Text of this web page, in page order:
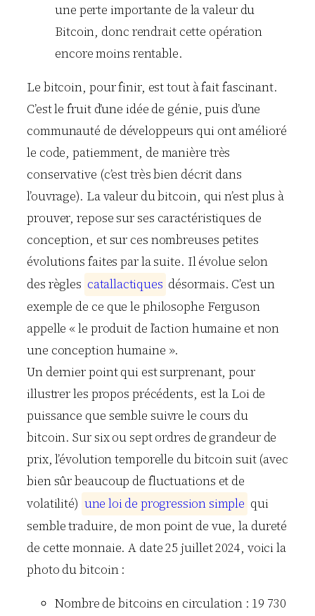
une perte importante de la valeur du
Bitcoin, donc rendrait cette opération
encore moins rentable.
Le bitcoin, pour finir, est tout à fait fascinant.
C’est le fruit d’une idée de génie, puis d’une
communauté de développeurs qui ont amélioré
le code, patiemment, de manière très
conservative (c’est très bien décrit dans
l’ouvrage). La valeur du bitcoin, qui n’est plus à
prouver, repose sur ses caractéristiques de
conception, et sur ces nombreuses petites
évolutions faites par la suite. Il évolue selon
des règles catallactiques désormais. C’est un
exemple de ce que le philosophe Ferguson
appelle « le produit de l’action humaine et non
une conception humaine ».
Un dernier point qui est surprenant, pour
illustrer les propos précédents, est la Loi de
puissance que semble suivre le cours du
bitcoin. Sur six ou sept ordres de grandeur de
prix, l’évolution temporelle du bitcoin suit (avec
bien sûr beaucoup de fluctuations et de
volatilité) une loide progression simple qui
semble traduire, de mon point de vue, la dureté
de cette monnaie. A date 25 juillet 2024, voici la
photo du bitcoin :
Nombre de bitcoins en circulation : 19 730